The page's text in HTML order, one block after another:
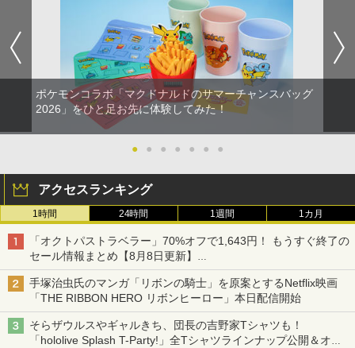
ポケモンコラボ「マクドナルドのサマーチャンスバッグ
2026」をひと足お先に体験してみた！
● ● ● ● ● ● ●
アクセスランキング
1時間 24時間 1週間 1カ月
「オクトパストラベラー」70%オフで1,643円！ もうすぐ終了の
セール情報まとめ【8月8日更新】
ニンテンドーeショップでは「大神 絶景版」が67%オフで990円
手塚治虫氏のマンガ「リボンの騎士」を原案とするNetflix映画
「THE RIBBON HERO リボンヒーロー」本日配信開始
そらザウルスやギャルきち、団長の吉野家Tシャツも！
「hololive Splash T-Party!」全Tシャツラインナップ公開＆オン